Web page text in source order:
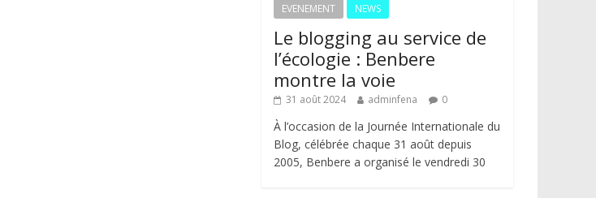
EVENEMENT NEWS
Le blogging au service de
l’écologie : Benbere
montre la voie
31 août 2024 adminfena 0
À l’occasion de la Journée Internationale du
Blog, célébrée chaque 31 août depuis
2005, Benbere a organisé le vendredi 30